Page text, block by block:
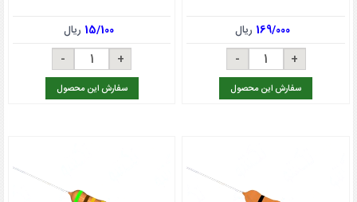
169/000 ریال
سفارش این محصول
15/100 ریال
سفارش این محصول